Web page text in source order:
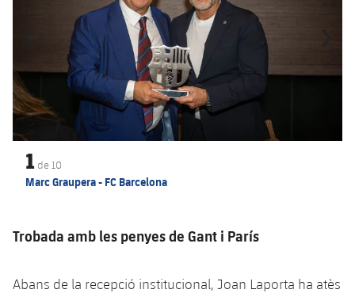
Història
Entrades
Resultats
Classificació
Jugadors
Fotos
Palmarès
Calendari
Resultats
Jugadors
Classificació
Actualitat
Barça C
Junior
Juvenil
Infantil
Campus Estiu
PLUSICON
MÉS
Informació general
plusicon
més
Notícies
Atletisme
Actualitat
Masculí
Bàsquet en cadira de rodes
Actualitat
Hockey gel
plusicon
més
Actualitat
Hoquei herba
plusicon
més
1 de 10
Marc Graupera - FC Barcelona
Trobada amb les penyes de Gant i París
Abans de la recepció institucional, Joan Laporta ha atès